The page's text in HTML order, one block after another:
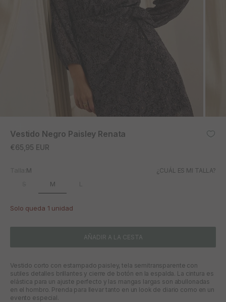
Vestido Negro Paisley Renata
Precio de oferta
€65,95 EUR
M ¿CUÁL ES MI TALLA?
M
Solo queda 1 unidad
AÑADIR A LA CESTA
Vestido corto con estampado paisley, tela semitransparente con
sutiles detalles brillantes y cierre de botón en la espalda. La cintura es
elástica para un ajuste perfecto y las mangas largas son abullonadas
en el hombro. Prenda para llevar tanto en un look de diario como en un
evento especial.